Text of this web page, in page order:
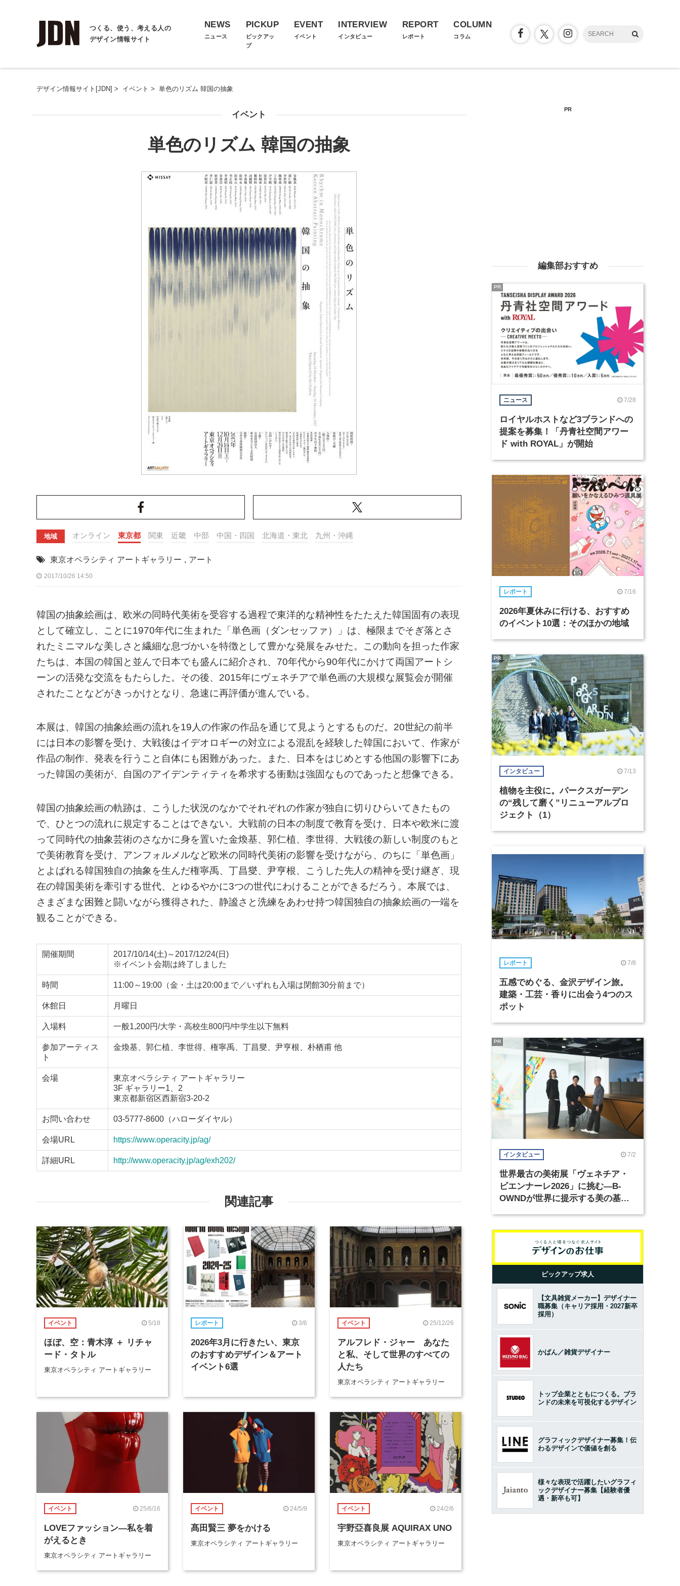
つくる、使う、考える人の
デザイン情報サイト
NEWS
ニュース
PICKUP
ピックアッ
プ
EVENT
イベント
INTERVIEW
インタビュー
REPORT
レポート
COLUMN
コラム
デザイン情報サイト[JDN] > イベント > 単色のリズム 韓国の抽象
イベント
単色のリズム 韓国の抽象
地域 オンライン 東京都 関東 近畿 中部 中国・四国 北海道・東北 九州・沖縄
東京オペラシティ アートギャラリー , アート
2017/10/26 14:50
韓国の抽象絵画は、欧米の同時代美術を受容する過程で東洋的な精神性をたたえた韓国固有の表現
として確立し、ことに1970年代に生まれた「単色画（ダンセッファ）」は、極限までそぎ落とさ
れたミニマルな美しさと繊細な息づかいを特徴として豊かな発展をみせた。この動向を担った作家
たちは、本国の韓国と並んで日本でも盛んに紹介され、70年代から90年代にかけて両国アートシ
ーンの活発な交流をもたらした。その後、2015年にヴェネチアで単色画の大規模な展覧会が開催
されたことなどがきっかけとなり、急速に再評価が進んでいる。
本展は、韓国の抽象絵画の流れを19人の作家の作品を通じて見ようとするものだ。20世紀の前半
には日本の影響を受け、大戦後はイデオロギーの対立による混乱を経験した韓国において、作家が
作品の制作、発表を行うこと自体にも困難があった。また、日本をはじめとする他国の影響下にあ
った韓国の美術が、自国のアイデンティティを希求する衝動は強固なものであったと想像できる。
韓国の抽象絵画の軌跡は、こうした状況のなかでそれぞれの作家が独自に切りひらいてきたもの
で、ひとつの流れに規定することはできない。大戦前の日本の制度で教育を受け、日本や欧米に渡
って同時代の抽象芸術のさなかに身を置いた金煥基、郭仁植、李世得、大戦後の新しい制度のもと
で美術教育を受け、アンフォルメルなど欧米の同時代美術の影響を受けながら、のちに「単色画」
とよばれる韓国独自の抽象を生んだ権寧禹、丁昌燮、尹亨根、こうした先人の精神を受け継ぎ、現
在の韓国美術を牽引する世代、とゆるやかに3つの世代にわけることができるだろう。本展では、
さまざまな困難と闘いながら獲得された、静謐さと洗練をあわせ持つ韓国独自の抽象絵画の一端を
観ることができる。
開催期間
2017/10/14(土)～2017/12/24(日)
※イベント会期は終了しました
時間 11:00～19:00（金・土は20:00まで／いずれも入場は閉館30分前まで）
休館日 月曜日
入場料 一般1,200円/大学・高校生800円/中学生以下無料
参加アーティス
ト
金煥基、郭仁植、李世得、権寧禹、丁昌燮、尹亨根、朴栖甫 他
会場
東京オペラシティ アートギャラリー
3F ギャラリー1、2
東京都新宿区西新宿3-20-2
お問い合わせ 03-5777-8600（ハローダイヤル）
会場URL https://www.operacity.jp/ag/
詳細URL http://www.operacity.jp/ag/exh202/
関連記事
イベント 5/18
ほぼ、空：青木淳 ＋ リチャ
ード・タトル
東京オペラシティ アートギャラリー
レポート 3/6
2026年3月に行きたい、東京
のおすすめデザイン＆アート
イベント6選
イベント 25/12/26
アルフレド・ジャー あなた
と私、そして世界のすべての
人たち
東京オペラシティ アートギャラリー
イベント 25/6/16
LOVEファッション―私を着
がえるとき
東京オペラシティ アートギャラリー
イベント 24/5/9
髙田賢三 夢をかける
東京オペラシティ アートギャラリー
イベント 24/2/6
宇野亞喜良展 AQUIRAX UNO
東京オペラシティ アートギャラリー
PR
編集部おすすめ
ニュース 7/28
ロイヤルホストなど3ブランドへの
提案を募集！「丹青社空間アワー
ド with ROYAL」が開始
PR
レポート 7/16
2026年夏休みに行ける、おすすめ
のイベント10選：そのほかの地域
インタビュー 7/13
植物を主役に。パークスガーデン
の“残して磨く”リニューアルプロ
ジェクト（1）
PR
レポート 7/8
五感でめぐる、金沢デザイン旅。
建築・工芸・香りに出会う4つのス
ポット
インタビュー 7/2
世界最古の美術展「ヴェネチア・
ビエンナーレ2026」に挑む―B-
OWNDが世界に提示する美の基準
PR
ピックアップ求人
【文具雑貨メーカー】デザイナー
職募集（キャリア採用・2027新卒
採用）
かばん／雑貨デザイナー
トップ企業とともにつくる。ブラ
ンドの未来を可視化するデザイン
グラフィックデザイナー募集！伝
わるデザインで価値を創る
様々な表現で活躍したいグラフィ
ックデザイナー募集【経験者優
遇・新卒も可】